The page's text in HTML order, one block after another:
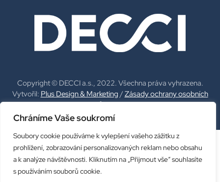
Chráníme Vaše soukromí
Soubory cookie používáme k vylepšení vašeho zážitku z
prohlížení, zobrazování personalizovaných reklam nebo obsahu
a k analýze návštěvnosti. Kliknutím na „Přijmout vše“ souhlasíte
s používáním souborů cookie.
Copyright © DECCI a.s., 2022. Všechna práva vyhrazena.
Vytvořil: Plus Design & Marketing /Zásady ochrany osobních
údajů/Cookies